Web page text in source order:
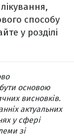
способу
у розділі
основою
висновків.
актуальних
у сфері
зі